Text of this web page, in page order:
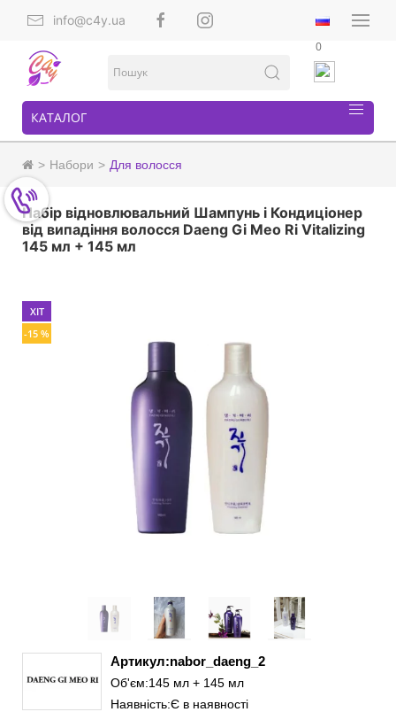
info@c4y.ua
0
КАТАЛОГ
Набори Для волосся
Набір відновлювальний Шампунь і Кондиціонер
від випадіння волосся Daeng Gi Meo Ri Vitalizing
145 мл + 145 мл
ХІТ
-15 %
Артикул:nabor_daeng_2
Об'єм:145 мл + 145 мл
Наявність:Є в наявності